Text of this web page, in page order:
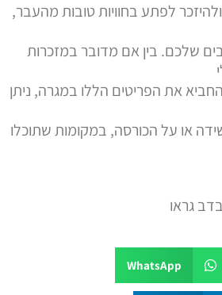
לפתע בחוויות טובות מהעבר,
שלכם. בין אם מדובר במזכרות
את הפריטים הללו במגרה, ניתן
או על הכורסה, במקומות שתוכלו
גראו
WhatsApp